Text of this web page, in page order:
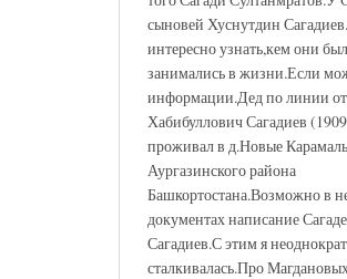
сыновей Хуснутдин
интересно узнать,кем они
занимались в жизни.Если
информации.Дед по линии
Хабибуллович Сагадиев
проживал в д.Новые
Аургазинского района
Башкортостана.Возможно в
документах написание
Сагадиев.С этим я
сталкивалась.Про